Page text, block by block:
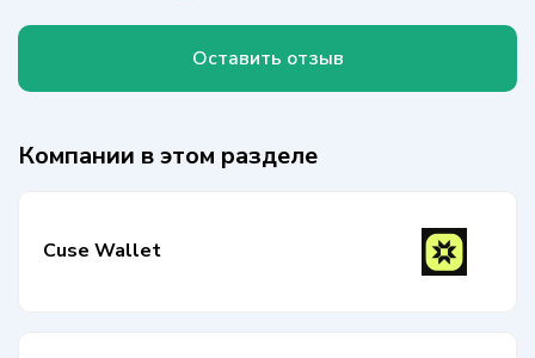
Оставить отзыв
Компании в этом разделе
Cuse Wallet